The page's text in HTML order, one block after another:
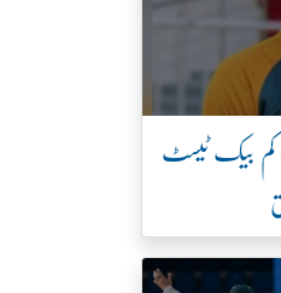
کم بیک ٹیسٹ